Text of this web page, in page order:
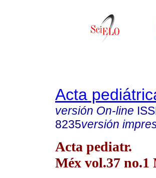
Acta
versión On-line
8235versión
Acta pediatr.
Méx vol.37 no.1